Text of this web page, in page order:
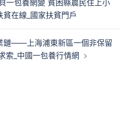
一包養網變 貧困縣農民住上小
貧在線_國家扶貧門戶
鏈——上海浦東新區一個非保留
索_中國一包養行情網